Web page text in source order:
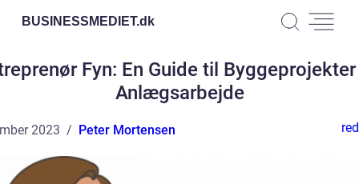
BUSINESSMEDIET.dk
Fyn: En Guide til
Anlægsarbejde
2023 Peter Mortensen